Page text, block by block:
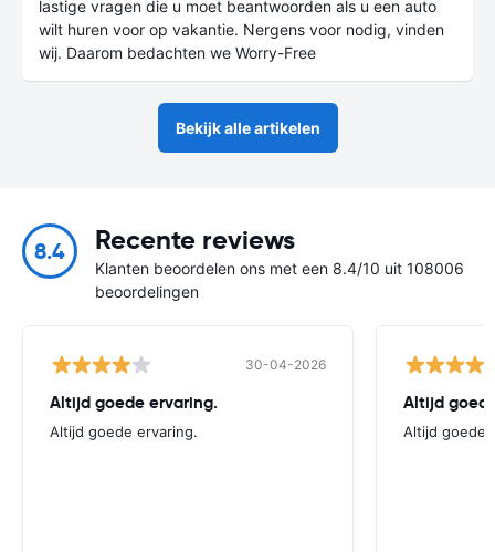
lastige vragen die u moet beantwoorden als u een auto
wilt huren voor op vakantie. Nergens voor nodig, vinden
wij. Daarom bedachten we Worry-Free
Bekijk alle artikelen
8.4 Recente reviews
Klanten beoordelen ons met een 8.4/10 uit 108006
beoordelingen
30-04-2026
Altijd goede ervaring.
Altijd goede ervaring.
Altijd
Altijd goede